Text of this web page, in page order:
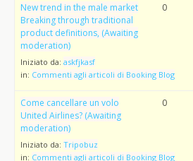
New trend in the male market
Breaking through traditional
product definitions, (Awaiting
moderation)
Iniziato da: askfjkasf
in: Commenti agli articoli di Booking Blog
0
Come cancellare un volo
United Airlines? (Awaiting
moderation)
Iniziato da: Tripobuz
in: Commenti agli articoli di Booking Blog
0